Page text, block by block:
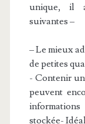
unique, il a
suivantes –
– Le mieux
de petites
- Contenir
peuvent
informations
stockée-